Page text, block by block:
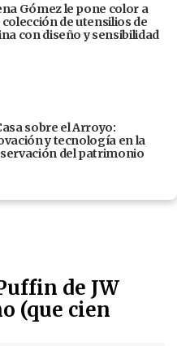
Gómez le pone color a
colección de utensilios de
con diseño y sensibilidad
sobre el Arroyo:
y tecnología en la
del patrimonio
de JW
(que cien